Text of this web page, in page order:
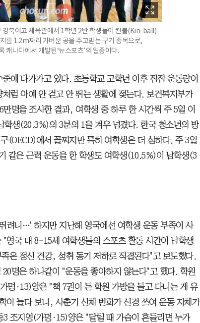
경북여고 체육관에서 1학년 2반 학생들이 킨볼(Kin-ball)
름 1.2m짜리 가벼운 공을 주고받는 구기 종목으로,
캐나다에서 개발된‘뉴스포츠’의 일종이다.
에 다가가고 있다. 초등학교 고학년 이후 점점 운동량이
럼 아예 안 걷고 안 뛰는 생활에 젖는다. 보건복지부가
명을 조사한 결과, 여학생 중 하루 한 시간씩 주 5일 이
생(20.3%)의 3분의 1을 겨우 넘겼다. 한국 청소년의 방
(OECD)에서 꼴찌지만 특히 여학생은 더 심하다. 주 3일
같은 근력 운동을 한 학생도 여학생(10.5%)이 남학생(3
려니…' 하지만 지난해 영국에선 여학생 운동 부족이 사
영국 내 8~15세 여학생들의 스포츠 활동 시간이 남학생
은 정신 건강, 성취 동기 저하로 직결된다"고 보도했다.
명은 하나같이 "운동을 좋아하지 않는다"고 했다. 학원
명·13)양은 "책 7권이 든 학원 가방을 들고 다니는 게 유
이 늘다 보니, 사춘기 신체 변화가 신경 쓰여 운동 자체가
조지영(가명·15)양은 "달릴 때 가슴이 흔들리면 누가